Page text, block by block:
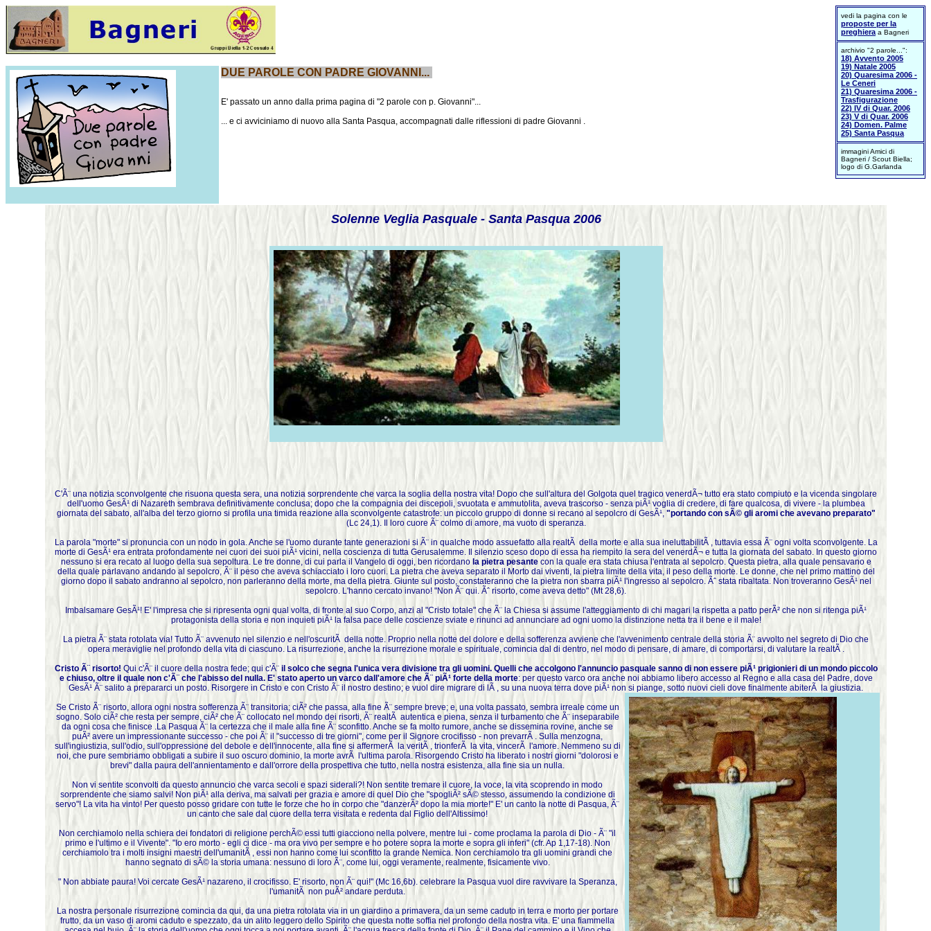
vedi la pagina con le
proposte per la
preghiera a Bagneri
archivio "2 parole...":
18) Avvento 2005
19) Natale 2005
20) Quaresima 2006 -
Le Ceneri
21) Quaresima 2006 -
Trasfigurazione
22) IV di Quar. 2006
23) V di Quar. 2006
24) Domen. Palme
25) Santa Pasqua
immagini Amici di
Bagneri / Scout Biella;
logo di G.Garlanda
DUE PAROLE CON PADRE GIOVANNI...
E' passato un anno dalla prima pagina di "2 parole con p. Giovanni"...
... e ci avviciniamo di nuovo alla Santa Pasqua, accompagnati dalle riflessioni di padre Giovanni .
Solenne Veglia Pasquale - Santa Pasqua 2006
C'Ã¨ una notizia sconvolgente che risuona questa sera, una notizia sorprendente che varca la soglia della nostra vita! Dopo che sull'altura del Golgota quel tragico venerdÃ¬ tutto era stato compiuto e la vicenda singolare
dell'uomo GesÃ¹ di Nazareth sembrava definitivamente conclusa; dopo che la compagnia dei discepoli, svuotata e ammutolita, aveva trascorso - senza piÃ¹ voglia di credere, di fare qualcosa, di vivere - la plumbea
giornata del sabato, all'alba del terzo giorno si profila una timida reazione alla sconvolgente catastrofe: un piccolo gruppo di donne si recano al sepolcro di GesÃ¹, "portando con sÃ© gli aromi che avevano preparato"
(Lc 24,1). Il loro cuore Ã¨ colmo di amore, ma vuoto di speranza.
La parola "morte" si pronuncia con un nodo in gola. Anche se l'uomo durante tante generazioni si Ã¨ in qualche modo assuefatto alla realtÃ della morte e alla sua ineluttabilitÃ , tuttavia essa Ã¨ ogni volta sconvolgente. La
morte di GesÃ¹ era entrata profondamente nei cuori dei suoi piÃ¹ vicini, nella coscienza di tutta Gerusalemme. Il silenzio sceso dopo di essa ha riempito la sera del venerdÃ¬ e tutta la giornata del sabato. In questo giorno
nessuno si era recato al luogo della sua sepoltura. Le tre donne, di cui parla il Vangelo di oggi, ben ricordano la pietra pesantecon la quale era stata chiusa l'entrata al sepolcro. Questa pietra, alla quale pensavano e
della quale parlavano andando al sepolcro, Ã¨ il peso che aveva schiacciato i loro cuori. La pietra che aveva separato il Morto dai viventi, la pietra limite della vita, il peso della morte. Le donne, che nel primo mattino del
giorno dopo il sabato andranno al sepolcro, non parleranno della morte, ma della pietra. Giunte sul posto, constateranno che la pietra non sbarra piÃ¹ l'ingresso al sepolcro. Ãˆ stata ribaltata. Non troveranno GesÃ¹ nel
sepolcro. L'hanno cercato invano! "Non Ã¨ qui. Ãˆ risorto, come aveva detto" (Mt 28,6).
Imbalsamare GesÃ¹! E' l'impresa che si ripresenta ogni qual volta, di fronte al suo Corpo, anzi al "Cristo totale" che Ã¨ la Chiesa si assume l'atteggiamento di chi magari la rispetta a patto perÃ² che non si ritenga piÃ¹
protagonista della storia e non inquieti piÃ¹ la falsa pace delle coscienze sviate e rinunci ad annunciare ad ogni uomo la distinzione netta tra il bene e il male!
La pietra Ã¨ stata rotolata via! Tutto Ã¨ avvenuto nel silenzio e nell'oscuritÃ della notte. Proprio nella notte del dolore e della sofferenza avviene che l'avvenimento centrale della storia Ã¨ avvolto nel segreto di Dio che
opera meraviglie nel profondo della vita di ciascuno. La risurrezione, anche la risurrezione morale e spirituale, comincia dal di dentro, nel modo di pensare, di amare, di comportarsi, di valutare la realtÃ .
Cristo Ã¨ risorto! Qui c'Ã¨ il cuore della nostra fede; qui c'Ã¨ il solco che segna l'unica vera divisione tra gli uomini. Quelli che accolgono l'annuncio pasquale sanno di non essere piÃ¹ prigionieri di un mondo piccolo
e chiuso, oltre il quale non c'Ã¨ che l'abisso del nulla. E' stato aperto un varco dall'amore che Ã¨ piÃ¹ forte della morte: per questo varco ora anche noi abbiamo libero accesso al Regno e alla casa del Padre, dove
GesÃ¹ Ã¨ salito a prepararci un posto. Risorgere in Cristo e con Cristo Ã¨ il nostro destino; e vuol dire migrare di lÃ , su una nuova terra dove piÃ¹ non si piange, sotto nuovi cieli dove finalmente abiterÃ la giustizia.
Se Cristo Ã¨ risorto, allora ogni nostra sofferenza Ã¨ transitoria; ciÃ² che passa, alla fine Ã¨ sempre breve; e, una volta passato, sembra irreale come un
sogno. Solo ciÃ² che resta per sempre, ciÃ² che Ã¨ collocato nel mondo dei risorti, Ã¨ realtÃ autentica e piena, senza il turbamento che Ã¨ inseparabile
da ogni cosa che finisce .La Pasqua Ã¨ la certezza che il male alla fine Ã¨ sconfitto. Anche se fa molto rumore, anche se dissemina rovine, anche se
puÃ² avere un impressionante successo - che poi Ã¨ il "successo di tre giorni", come per il Signore crocifisso - non prevarrÃ . Sulla menzogna,
sull'ingiustizia, sull'odio, sull'oppressione del debole e dell'innocente, alla fine si affermerÃ la veritÃ , trionferÃ la vita, vincerÃ l'amore. Nemmeno su di
noi, che pure sembriamo obbligati a subire il suo oscuro dominio, la morte avrÃ l'ultima parola. Risorgendo Cristo ha liberato i nostri giorni "dolorosi e
brevi" dalla paura dell'annientamento e dall'orrore della prospettiva che tutto, nella nostra esistenza, alla fine sia un nulla.
Non vi sentite sconvolti da questo annuncio che varca secoli e spazi siderali?! Non sentite tremare il cuore, la voce, la vita scoprendo in modo
sorprendente che siamo salvi! Non piÃ¹ alla deriva, ma salvati per grazia e amore di quel Dio che "spogliÃ² sÃ© stesso, assumendo la condizione di
servo"! La vita ha vinto! Per questo posso gridare con tutte le forze che ho in corpo che "danzerÃ² dopo la mia morte!" E' un canto la notte di Pasqua, Ã¨
un canto che sale dal cuore della terra visitata e redenta dal Figlio dell'Altissimo!
Non cerchiamolo nella schiera dei fondatori di religione perchÃ© essi tutti giacciono nella polvere, mentre lui - come proclama la parola di Dio - Ã¨ "il
primo e l'ultimo e il Vivente". "Io ero morto - egli ci dice - ma ora vivo per sempre e ho potere sopra la morte e sopra gli inferi" (cfr. Ap 1,17-18). Non
cerchiamolo tra i molti insigni maestri dell'umanitÃ , essi non hanno come lui sconfitto la grande Nemica. Non cerchiamolo tra gli uomini grandi che
hanno segnato di sÃ© la storia umana: nessuno di loro Ã¨, come lui, oggi veramente, realmente, fisicamente vivo.
" Non abbiate paura! Voi cercate GesÃ¹ nazareno, il crocifisso. E' risorto, non Ã¨ qui!" (Mc 16,6b). celebrare la Pasqua vuol dire ravvivare la Speranza,
l'umanitÃ non puÃ² andare perduta.
La nostra personale risurrezione comincia da qui, da una pietra rotolata via in un giardino a primavera, da un seme caduto in terra e morto per portare
frutto, da un vaso di aromi caduto e spezzato, da un alito leggero dello Spirito che questa notte soffia nel profondo della nostra vita. E' una fiammella